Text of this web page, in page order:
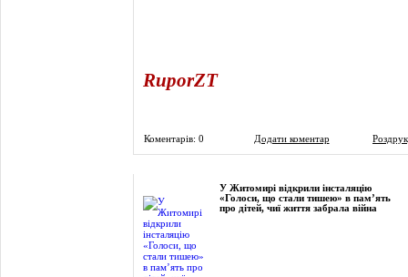
RuporZT
Коментарів: 0 Додати коментар
У Житомирі відкрили інсталяцію
«Голоси, що стали тишею» в пам’ять
про дітей, чиї життя забрала війна